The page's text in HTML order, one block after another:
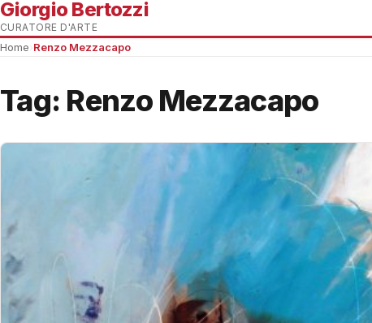
Giorgio Bertozzi
CURATORE D'ARTE
Home Renzo Mezzacapo
Tag: Renzo Mezzacapo